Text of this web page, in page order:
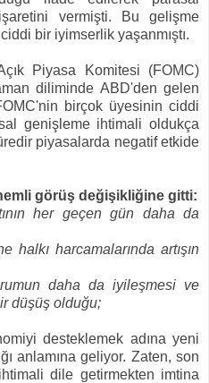
vermişti. Bu gelişme
bir iyimserlik yaşanmıştı.
Piyasa Komitesi (FOMC)
diliminde ABD'den gelen
birçok üyesinin ciddi
genişleme ihtimali oldukça
piyasalarda negatif etkide
görüş değişikliğine gitti:
her geçen gün daha da
halkı harcamalarında artışın
daha da iyileşmesi ve
düşüş olduğu;
desteklemek adına yeni
anlamına geliyor. Zaten, son
dile getirmekten imtina